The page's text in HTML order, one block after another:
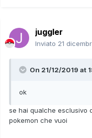
juggler
Inviato 21
On 21/12/2019 at
ok
se hai qualche esclusivo
pokemon che vuoi